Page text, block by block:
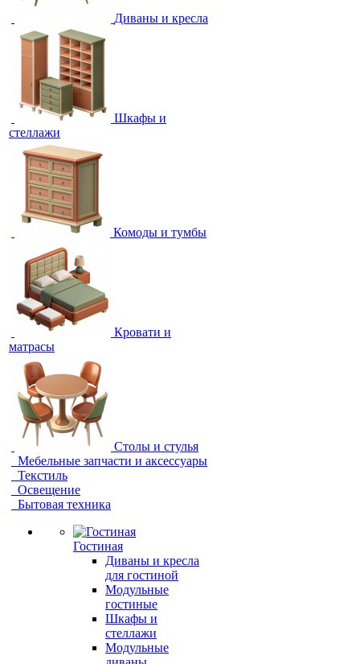
Диваны и кресла
Шкафы и
стеллажи
Комоды и тумбы
Кровати и
матрасы
Столы и стулья
Мебельные запчасти и аксессуары
Текстиль
Освещение
Бытовая техника
Гостиная
Диваны и кресла
для гостиной
Модульные
гостиные
Шкафы и
стеллажи
Модульные